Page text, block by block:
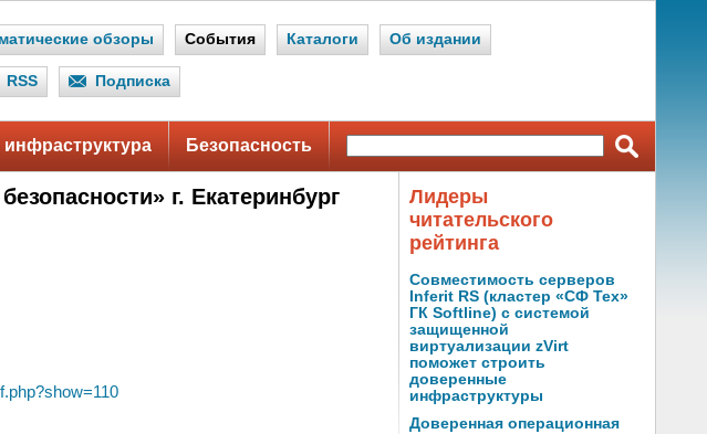
обзоры События Каталоги Об издании
RSS Подписка
инфраструктура Безопасность
г. Екатеринбург
Лидеры
читательского
рейтинга
Совместимость серверов
Inferit RS (кластер «СФ Тех»
ГК Softline) с системой
защищенной
виртуализации zVirt
поможет строить
доверенные
инфраструктуры
Доверенная операционная